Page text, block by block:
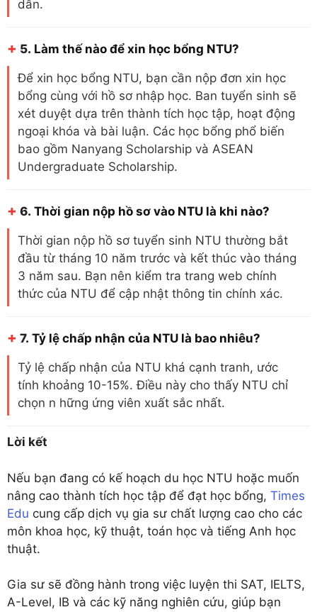
dẫn.
+ 5. Làm thế nào để xin học bổng NTU?
Để xin học bổng NTU, bạn cần nộp đơn xin học
bổng cùng với hồ sơ nhập học. Ban tuyển sinh sẽ
xét duyệt dựa trên thành tích học tập, hoạt động
ngoại khóa và bài luận. Các học bổng phổ biến
bao gồm Nanyang Scholarship và ASEAN
Undergraduate Scholarship.
+ 6. Thời gian nộp hồ sơ vào NTU là khi nào?
Thời gian nộp hồ sơ tuyển sinh NTU thường bắt
đầu từ tháng 10 năm trước và kết thúc vào tháng
3 năm sau. Bạn nên kiểm tra trang web chính
thức của NTU để cập nhật thông tin chính xác.
+ 7. Tỷ lệ chấp nhận của NTU là bao nhiêu?
Tỷ lệ chấp nhận của NTU khá cạnh tranh, ước
tính khoảng 10-15%. Điều này cho thấy NTU chỉ
chọn n hững ứng viên xuất sắc nhất.
Lời kết
Nếu bạn đang có kế hoạch du học NTU hoặc muốn
nâng cao thành tích học tập để đạt học bổng, Times
Edu cung cấp dịch vụ gia sư chất lượng cao cho các
môn khoa học, kỹ thuật, toán học và tiếng Anh học
thuật.
Gia sư sẽ đồng hành trong việc luyện thi SAT, IELTS,
A-Level, IB và các kỹ năng nghiên cứu, giúp bạn